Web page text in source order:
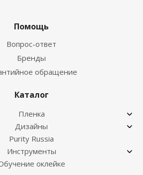
Помощь
Вопрос-ответ
Бренды
обращение
Каталог
Пленка
Дизайны
Purity Russia
Инструменты
оклейке